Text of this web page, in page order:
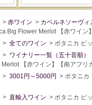
> 赤ワイン > カベルネソーヴ
Big Flower Merlot 【赤ワイン
> 全てのワイン > ボタニカ ビ
> ワイナリー一覧（五十音順）
Merlot 【赤ワイン】【南アフリ
> 3001円～5000円 > ボタニカ
> 直輸入ワイン > ボタニカ ビ